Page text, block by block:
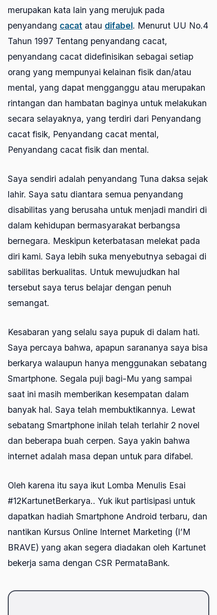
merupakan kata lain yang merujuk pada
penyandang cacat atau difabel. Menurut UU No.4
Tahun 1997 Tentang penyandang cacat,
penyandang cacat didefinisikan sebagai setiap
orang yang mempunyai kelainan fisik dan/atau
mental, yang dapat mengganggu atau merupakan
rintangan dan hambatan baginya untuk melakukan
secara selayaknya, yang terdiri dari Penyandang
cacat fisik, Penyandang cacat mental,
Penyandang cacat fisik dan mental.
Saya sendiri adalah penyandang Tuna daksa sejak
lahir. Saya satu diantara semua penyandang
disabilitas yang berusaha untuk menjadi mandiri di
dalam kehidupan bermasyarakat berbangsa
bernegara. Meskipun keterbatasan melekat pada
diri kami. Saya lebih suka menyebutnya sebagai di
sabilitas berkualitas. Untuk mewujudkan hal
tersebut saya terus belajar dengan penuh
semangat.
Kesabaran yang selalu saya pupuk di dalam hati.
Saya percaya bahwa, apapun sarananya saya bisa
berkarya walaupun hanya menggunakan sebatang
Smartphone. Segala puji bagi-Mu yang sampai
saat ini masih memberikan kesempatan dalam
banyak hal. Saya telah membuktikannya. Lewat
sebatang Smartphone inilah telah terlahir 2 novel
dan beberapa buah cerpen. Saya yakin bahwa
internet adalah masa depan untuk para difabel.
Oleh karena itu saya ikut Lomba Menulis Esai
#12KartunetBerkarya.. Yuk ikut partisipasi untuk
dapatkan hadiah Smartphone Android terbaru, dan
nantikan Kursus Online Internet Marketing (I’M
BRAVE) yang akan segera diadakan oleh Kartunet
bekerja sama dengan CSR PermataBank.